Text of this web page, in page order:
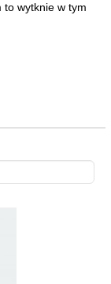
to wytknie w tym